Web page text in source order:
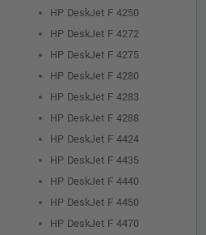
HP DeskJet F 4250
HP DeskJet F 4272
HP DeskJet F 4275
HP DeskJet F 4280
HP DeskJet F 4283
HP DeskJet F 4288
HP DeskJet F 4424
HP DeskJet F 4435
HP DeskJet F 4440
HP DeskJet F 4450
HP DeskJet F 4470